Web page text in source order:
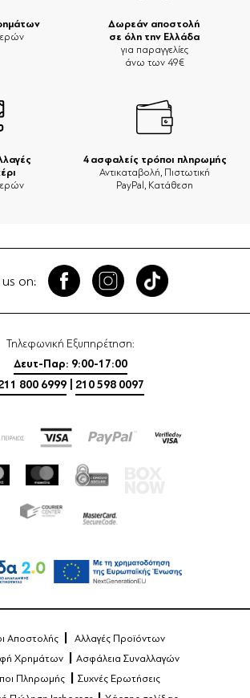
Δωρεάν αποστολή
σε όλη την Ελλάδα
για παραγγελίες
άνω των 49€
4 ασφαλείς τρόποι πληρωμής
Αντικαταβολή, Πιστωτική
PayPal, Κατάθεση
on:
Τηλεφωνική Εξυπηρέτηση:
Δευτ-Παρ: 9:00-17:00
800 6999
210 598 0097
Αποστολής
Αλλαγές Προϊόντων
Χρημάτων
Ασφάλεια Συναλλαγών
Πληρωμής
Συχνές Ερωτήσεις